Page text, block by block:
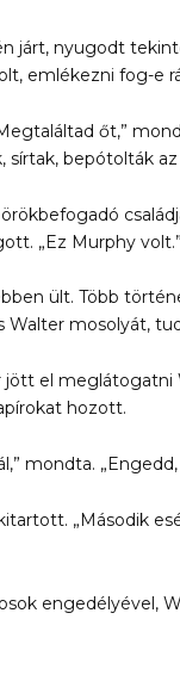
járt, nyugodt
emlékezni fog-e
őt,”
bepótolták
„Ez Murphy
ült. Több
Walter mosolyát,
jött el meglátogatni
hozott.
mondta.
„Második
engedélyével,